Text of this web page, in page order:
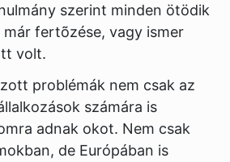
szerint minden ötödik
fertõzése, vagy ismer
volt.
problémák nem csak az
számára is
adnak okot. Nem csak
de Európában is